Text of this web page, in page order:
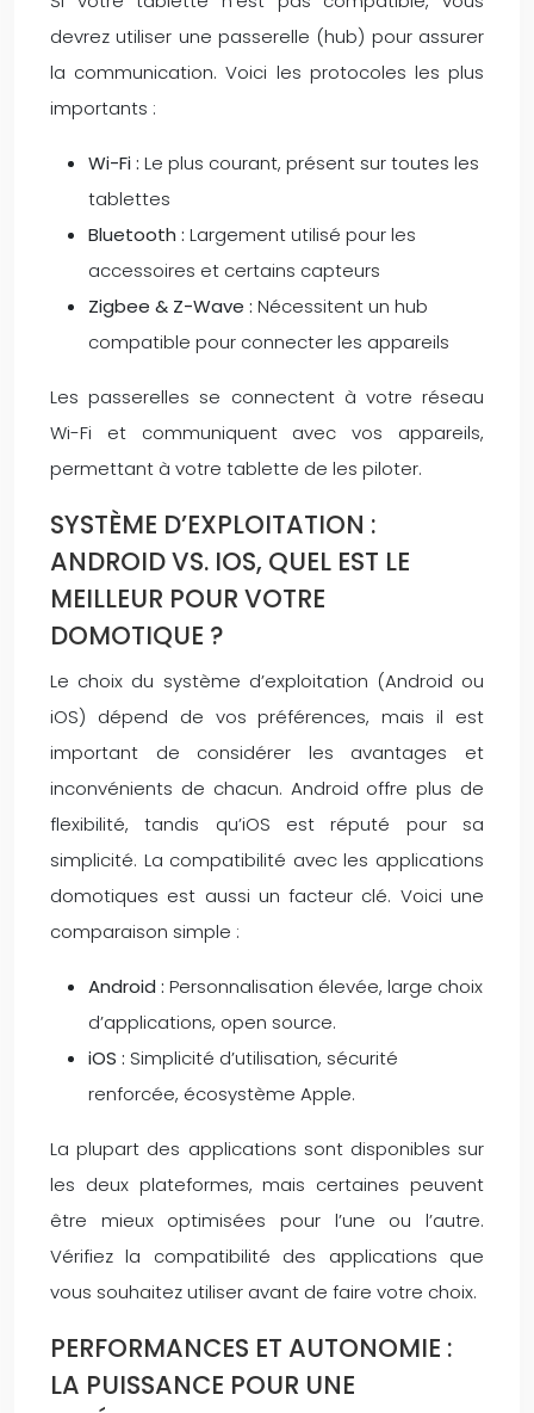
devrez utiliser une passerelle (hub) pour assurer
la communication. Voici les protocoles les plus
importants :
Wi-Fi : Le plus courant, présent sur toutes les
tablettes
Bluetooth : Largement utilisé pour les
accessoires et certains capteurs
Zigbee & Z-Wave : Nécessitent un hub
compatible pour connecter les appareils
Les passerelles se connectent à votre réseau
Wi-Fi et communiquent avec vos appareils,
permettant à votre tablette de les piloter.
SYSTÈME D’EXPLOITATION :
ANDROID VS. IOS, QUEL EST LE
MEILLEUR POUR VOTRE
DOMOTIQUE ?
Le choix du système d’exploitation (Android ou
iOS) dépend de vos préférences, mais il est
important de considérer les avantages et
inconvénients de chacun. Android offre plus de
flexibilité, tandis qu’iOS est réputé pour sa
simplicité. La compatibilité avec les applications
domotiques est aussi un facteur clé. Voici une
comparaison simple :
Android : Personnalisation élevée, large choix
d’applications, open source.
iOS : Simplicité d’utilisation, sécurité
renforcée, écosystème Apple.
La plupart des applications sont disponibles sur
les deux plateformes, mais certaines peuvent
être mieux optimisées pour l’une ou l’autre.
Vérifiez la compatibilité des applications que
vous souhaitez utiliser avant de faire votre choix.
PERFORMANCES ET AUTONOMIE :
LA PUISSANCE POUR UNE